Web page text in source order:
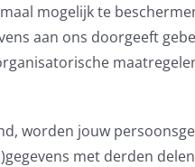
mogelijk te
aan ons doorgeeft
worden jouw
met derden